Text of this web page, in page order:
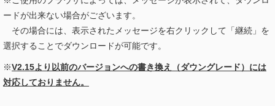
ードが出来ない場合がございます。
その場合には、表示されたメッセージを右クリックして「継続」を
選択することでダウンロードが可能です。
※V2.15より以前のバージョンへの書き換え（ダウングレード）には
対応しておりません。